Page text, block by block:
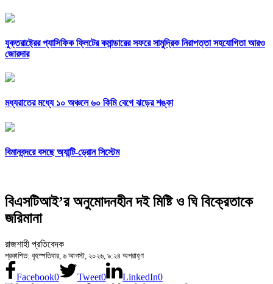
যুক্তরাষ্ট্রের প্যাসিফিক ফ্লিটের কমান্ডারের সফরে সামুদ্রিক নিরাপত্তা সহযোগিতা আরও
জোরদার
মধ্যরাতের মধ্যে ১০ অঞ্চলে ৬০ কিমি বেগে ঝড়ের শঙ্কা
বিমানবন্দরে বসছে অ্যান্টি-ড্রোন সিস্টেম
বিএসটিআই’র অনুমোদনহীন দই মিষ্টি ও ঘি বিক্রেতাকে
জরিমানা
রাজশাহী প্রতিবেদক
প্রকাশিত: বৃহস্পতিবার, ৬ আগস্ট, ২০২৬, ৯:২৪ অপরাহ্ণ
Facebook0 Tweet0 LinkedIn0